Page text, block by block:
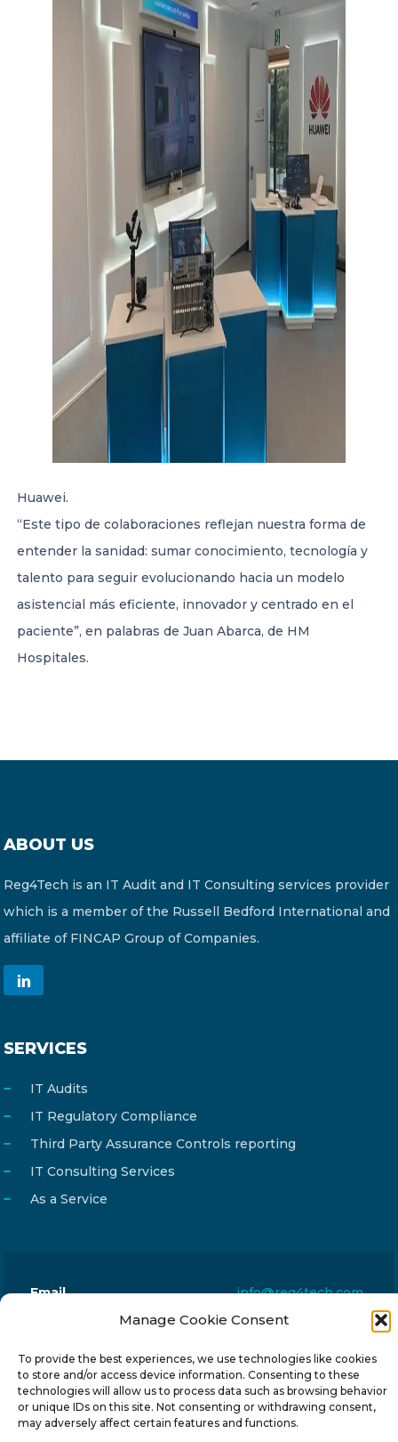
Manage Cookie Consent
To provide the best experiences, we use technologies like cookies
to store and/or access device information. Consenting to these
technologies will allow us to process data such as browsing behavior
or unique IDs on this site. Not consenting or withdrawing consent,
may adversely affect certain features and functions.
Huawei.
“Este tipo de colaboraciones reflejan nuestra forma de
entender la sanidad: sumar conocimiento, tecnología y
talento para seguir evolucionando hacia un modelo
asistencial más eficiente, innovador y centrado en el
paciente”, en palabras de Juan Abarca, de HM
Hospitales.
ABOUT US
Reg4Tech is an IT Audit and IT Consulting services provider
which is a member of the Russell Bedford International and
affiliate of FINCAP Group of Companies.
SERVICES
IT Audits
IT Regulatory Compliance
Third Party Assurance Controls reporting
IT Consulting Services
As a Service
Email
info@reg4tech.com
2023 Strovolos, Nicosia, Cyprus